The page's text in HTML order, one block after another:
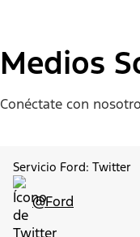
Medios
Conéctate con
Servicio Ford: Twitter
@Ford